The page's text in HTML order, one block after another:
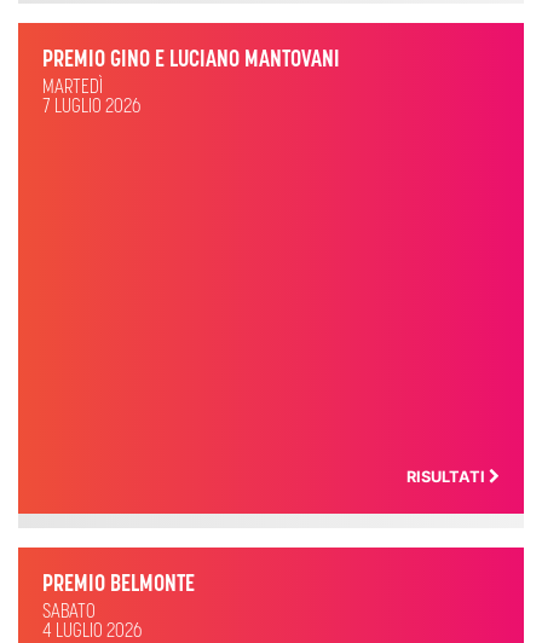
PREMIO GINO E LUCIANO MANTOVANI
MARTEDÌ
7 LUGLIO 2026
RISULTATI
PREMIO BELMONTE
SABATO
4 LUGLIO 2026